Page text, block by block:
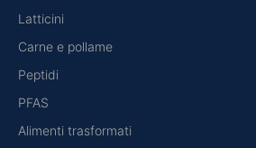
Latticini
Carne e pollame
Peptidi
PFAS
Alimenti trasformati